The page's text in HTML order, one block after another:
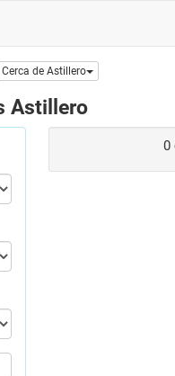
Cerca de Astillero
Astillero